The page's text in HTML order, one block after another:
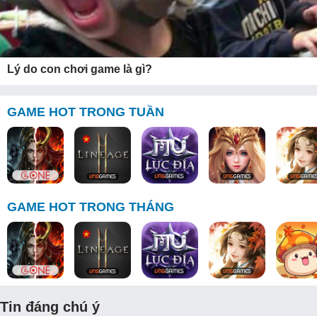
Lý do con chơi game là gì?
GAME HOT TRONG TUẦN
GAME HOT TRONG THÁNG
Tin đáng chú ý